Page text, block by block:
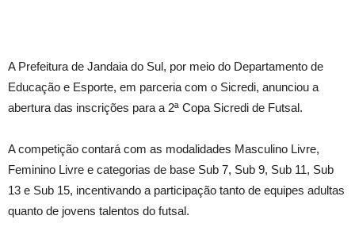
A Prefeitura de Jandaia do Sul, por meio do Departamento de
Educação e Esporte, em parceria com o Sicredi, anunciou a
abertura das inscrições para a 2ª Copa Sicredi de Futsal.
A competição contará com as modalidades Masculino Livre,
Feminino Livre e categorias de base Sub 7, Sub 9, Sub 11, Sub
13 e Sub 15, incentivando a participação tanto de equipes adultas
quanto de jovens talentos do futsal.